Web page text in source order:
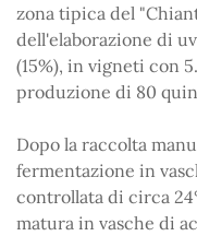
zona tipica del
dell'elaborazione di
(15%), in vigneti con
produzione di 80
Dopo la raccolta
fermentazione in
controllata di circa
matura in vasche di